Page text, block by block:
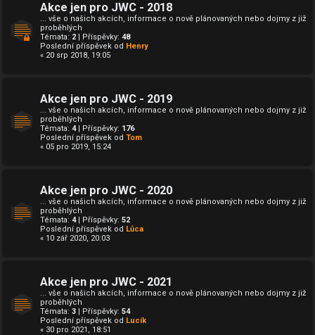
Akce jen pro JWC - 2018
... vše o našich akcích, informace o nově plánovaných nebo dojmy z již
proběhlých
Témata: 2 | Příspěvky: 48
Poslední příspěvek od Henry
« 20 srp 2018, 19:05
Akce jen pro JWC - 2019
... vše o našich akcích, informace o nově plánovaných nebo dojmy z již
proběhlých
Témata: 4| Příspěvky: 176
Poslední příspěvek od Tom
« 05 pro 2019, 15:24
Akce jen pro JWC - 2020
... vše o našich akcích, informace o nově plánovaných nebo dojmy z již
proběhlých
Témata: 4| Příspěvky: 52
Poslední příspěvek od Lůca
« 10 zář 2020, 20:03
Akce jen pro JWC - 2021
... vše o našich akcích, informace o nově plánovaných nebo dojmy z již
proběhlých
Témata: 3 | Příspěvky: 54
Poslední příspěvek od Lucík
« 30 pro 2021, 18:51